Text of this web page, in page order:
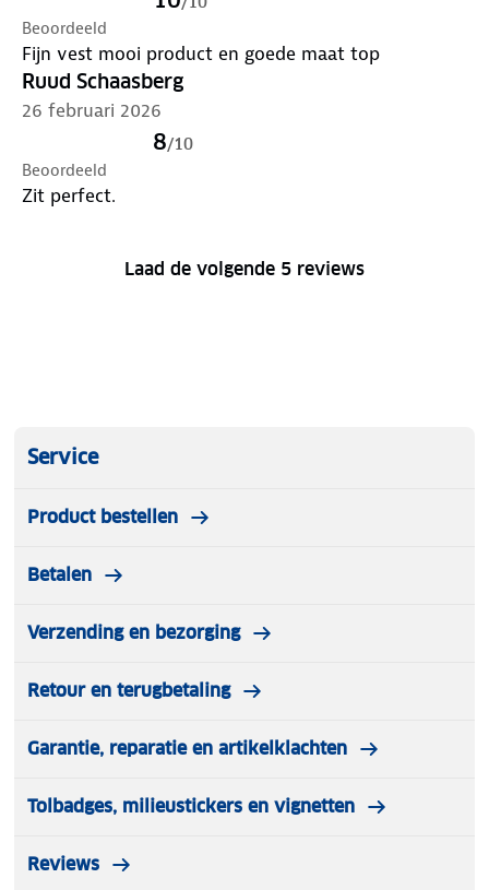
Beoordeeld
Fijn vest mooi product en goede maat top
Ruud Schaasberg
26 februari 2026
8/10
Beoordeeld
Zit perfect.
Laad de volgende 5 reviews
Service
Product bestellen
Betalen
Verzending en bezorging
Retour en terugbetaling
Garantie, reparatie en artikelklachten
Tolbadges, milieustickers en vignetten
Reviews